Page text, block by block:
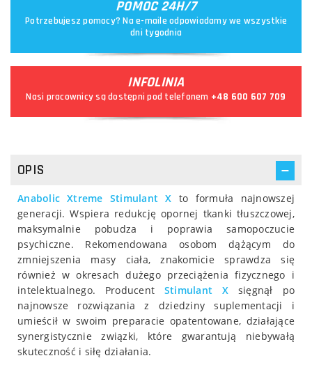
POMOC 24H/7
Potrzebujesz pomocy? Na e-maile odpowiadamy we wszystkie
dni tygodnia
INFOLINIA
Nasi pracownicy są dostępni pod telefonem +48 600 607 709
OPIS
Anabolic Xtreme Stimulant X to formuła najnowszej
generacji. Wspiera redukcję opornej tkanki tłuszczowej,
maksymalnie pobudza i poprawia samopoczucie
psychiczne. Rekomendowana osobom dążącym do
zmniejszenia masy ciała, znakomicie sprawdza się
również w okresach dużego przeciążenia fizycznego i
intelektualnego. Producent Stimulant X sięgnął po
najnowsze rozwiązania z dziedziny suplementacji i
umieścił w swoim preparacie opatentowane, działające
synergistycznie związki, które gwarantują niebywałą
skuteczność i siłę działania.